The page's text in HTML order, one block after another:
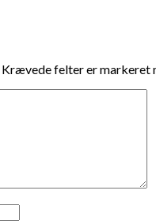
Krævede felter er markeret